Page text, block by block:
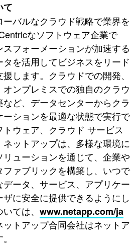
て
バルなクラウド戦略で業界を
なソフトウェア企業で
フォーメーションが加速する
を活用してビジネスをリード
します。クラウドでの開発、
ンプレミスでの独自のクラウ
など、データセンターからクラ
ションを最適な状態で実行で
ウェア、クラウド サービス
ットアップは、多様な環境に
ューションを通じて、企業や
ァブリックを構築し、いつで
データ、サービス、アプリケー
に安全に提供できるようにし
ては、 www.netapp.com/ja
トアップ合同会社はネットア